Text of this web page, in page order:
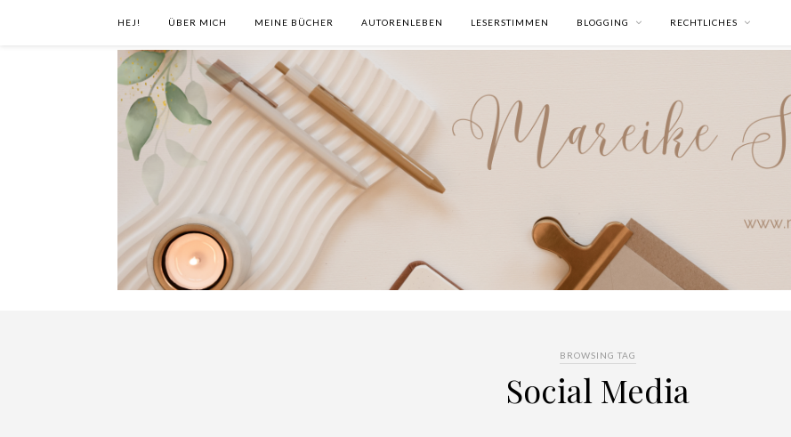
HEJ! ÜBER MICH MEINE BÜCHER AUTORENLEBEN LESERSTIMMEN BLOGGING RECHTLICHES
BROWSING TAG
Social Media